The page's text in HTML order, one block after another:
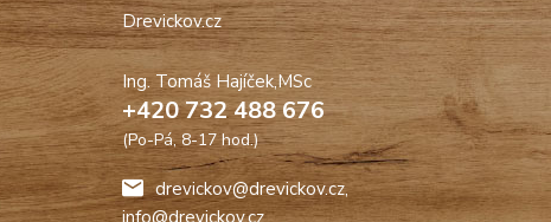
Drevickov.cz
Ing. Tomáš Hajíček,MSc
+420 732 488 676
(Po-Pá, 8-17 hod.)
drevickov@drevickov.cz,
info@drevickov.cz